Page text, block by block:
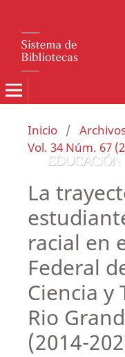
Inicio /
Vol. 34 Núm. 67
La
racial en
Federal
Ciencia y
Rio
(2014-